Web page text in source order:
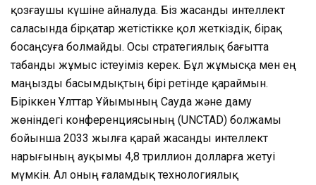
қозғаушы күшіне айналуда. Біз жасанды интеллект
саласында бірқатар жетістікке қол жеткіздік, бірақ
босаңсуға болмайды. Осы стратегиялық бағытта
табанды жұмыс істеуіміз керек. Бұл жұмысқа мен ең
маңызды басымдықтың бірі ретінде қараймын.
Біріккен Ұлттар Ұйымының Сауда және даму
жөніндегі конференциясының (UNCTAD) болжамы
бойынша 2033 жылға қарай жасанды интеллект
нарығының ауқымы 4,8 триллион долларға жетуі
мүмкін. Ал оның ғаламдық технологиялық